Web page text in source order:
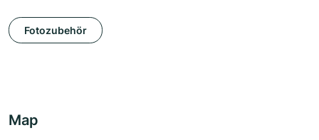
Fotozubehör
Map